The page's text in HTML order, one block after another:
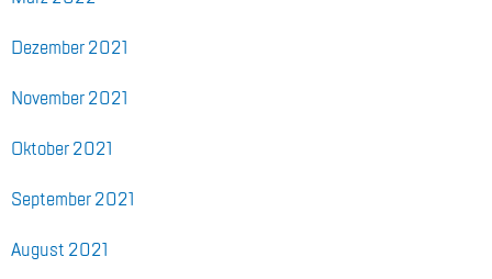
De­zem­ber 2021
No­vem­ber 2021
Ok­to­ber 2021
Sep­tem­ber 2021
Au­gust 2021